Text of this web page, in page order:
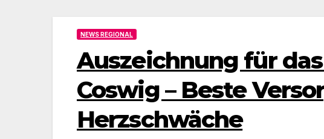
NEWS REGIONAL
Auszeichnung für
Coswig – Beste
Herzschwäche